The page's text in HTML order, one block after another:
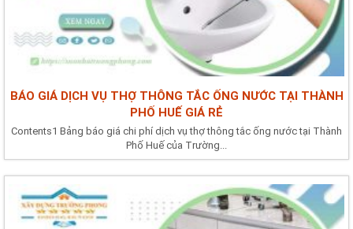
BÁO GIÁ DỊCH VỤ THỢ THÔNG TẮC ỐNG NƯỚC TẠI THÀNH
PHỐ HUẾ GIÁ RẺ
Contents1 Bảng báo giá chi phí dịch vụ thợ thông tắc ống nước tại Thành
Phố Huế của Trường...